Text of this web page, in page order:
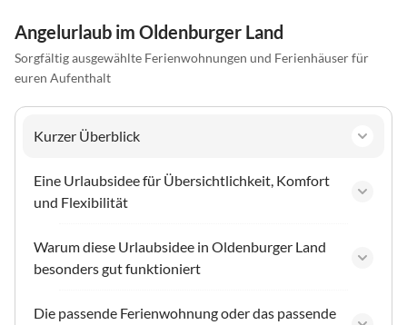
Angelurlaub im Oldenburger Land
Sorgfältig ausgewählte Ferienwohnungen und Ferienhäuser für
euren Aufenthalt
Kurzer Überblick
Eine Urlaubsidee für Übersichtlichkeit, Komfort
und Flexibilität
Warum diese Urlaubsidee in Oldenburger Land
besonders gut funktioniert
Die passende Ferienwohnung oder das passende